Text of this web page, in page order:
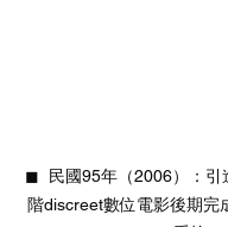
◼  民國95年（2006）：引
階discreet數位電影後期完